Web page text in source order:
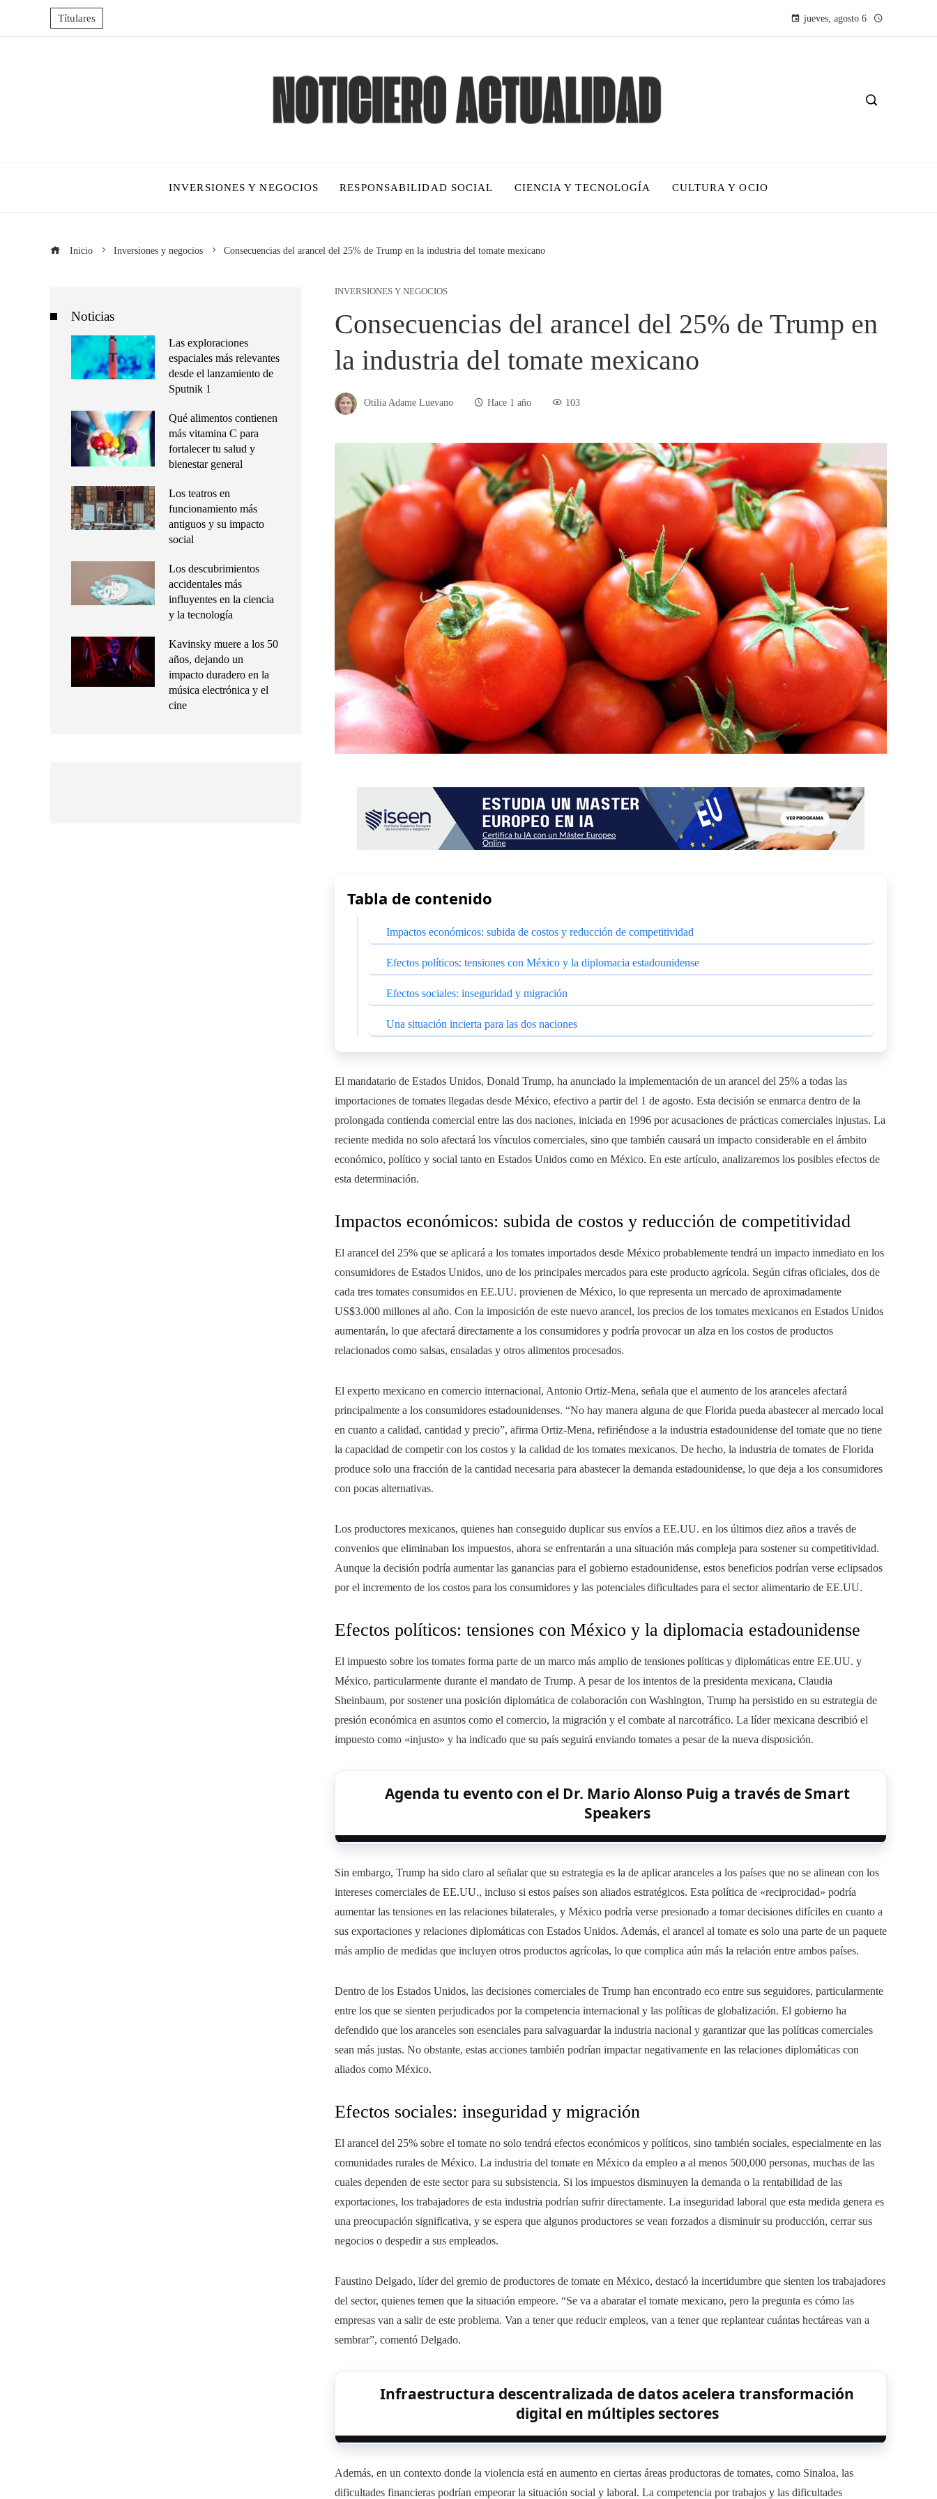
Títulares jueves, agosto 6
INVERSIONES Y NEGOCIOS RESPONSABILIDAD SOCIAL CIENCIA Y TECNOLOGÍA CULTURA Y OCIO
Inicio Inversiones y negocios Consecuencias del arancel del 25% de Trump en la industria del tomate mexicano
INVERSIONES Y NEGOCIOS
Consecuencias del arancel del 25% de Trump en
la industria del tomate mexicano
Otilia Adame Luevano Hace 1 año 103
Tabla de contenido
Impactos económicos: subida de costos y reducción de competitividad
Efectos políticos: tensiones con México y la diplomacia estadounidense
Efectos sociales: inseguridad y migración
Una situación incierta para las dos naciones
El mandatario de Estados Unidos, Donald Trump, ha anunciado la implementación de un arancel del 25% a todas las
importaciones de tomates llegadas desde México, efectivo a partir del 1 de agosto. Esta decisión se enmarca dentro de la
prolongada contienda comercial entre las dos naciones, iniciada en 1996 por acusaciones de prácticas comerciales injustas. La
reciente medida no solo afectará los vínculos comerciales, sino que también causará un impacto considerable en el ámbito
económico, político y social tanto en Estados Unidos como en México. En este artículo, analizaremos los posibles efectos de
esta determinación.
Impactos económicos: subida de costos y reducción de competitividad
El arancel del 25% que se aplicará a los tomates importados desde México probablemente tendrá un impacto inmediato en los
consumidores de Estados Unidos, uno de los principales mercados para este producto agrícola. Según cifras oficiales, dos de
cada tres tomates consumidos en EE.UU. provienen de México, lo que representa un mercado de aproximadamente
US$3.000 millones al año. Con la imposición de este nuevo arancel, los precios de los tomates mexicanos en Estados Unidos
aumentarán, lo que afectará directamente a los consumidores y podría provocar un alza en los costos de productos
relacionados como salsas, ensaladas y otros alimentos procesados.
El experto mexicano en comercio internacional, Antonio Ortiz-Mena, señala que el aumento de los aranceles afectará
principalmente a los consumidores estadounidenses. “No hay manera alguna de que Florida pueda abastecer al mercado local
en cuanto a calidad, cantidad y precio”, afirma Ortiz-Mena, refiriéndose a la industria estadounidense del tomate que no tiene
la capacidad de competir con los costos y la calidad de los tomates mexicanos. De hecho, la industria de tomates de Florida
produce solo una fracción de la cantidad necesaria para abastecer la demanda estadounidense, lo que deja a los consumidores
con pocas alternativas.
Los productores mexicanos, quienes han conseguido duplicar sus envíos a EE.UU. en los últimos diez años a través de
convenios que eliminaban los impuestos, ahora se enfrentarán a una situación más compleja para sostener su competitividad.
Aunque la decisión podría aumentar las ganancias para el gobierno estadounidense, estos beneficios podrían verse eclipsados
por el incremento de los costos para los consumidores y las potenciales dificultades para el sector alimentario de EE.UU.
Efectos políticos: tensiones con México y la diplomacia estadounidense
El impuesto sobre los tomates forma parte de un marco más amplio de tensiones políticas y diplomáticas entre EE.UU. y
México, particularmente durante el mandato de Trump. A pesar de los intentos de la presidenta mexicana, Claudia
Sheinbaum, por sostener una posición diplomática de colaboración con Washington, Trump ha persistido en su estrategia de
presión económica en asuntos como el comercio, la migración y el combate al narcotráfico. La líder mexicana describió el
impuesto como «injusto» y ha indicado que su país seguirá enviando tomates a pesar de la nueva disposición.
Agenda tu evento con el Dr. Mario Alonso Puig a través de Smart
Speakers
Sin embargo, Trump ha sido claro al señalar que su estrategia es la de aplicar aranceles a los países que no se alinean con los
intereses comerciales de EE.UU., incluso si estos países son aliados estratégicos. Esta política de «reciprocidad» podría
aumentar las tensiones en las relaciones bilaterales, y México podría verse presionado a tomar decisiones difíciles en cuanto a
sus exportaciones y relaciones diplomáticas con Estados Unidos. Además, el arancel al tomate es solo una parte de un paquete
más amplio de medidas que incluyen otros productos agrícolas, lo que complica aún más la relación entre ambos países.
Dentro de los Estados Unidos, las decisiones comerciales de Trump han encontrado eco entre sus seguidores, particularmente
entre los que se sienten perjudicados por la competencia internacional y las políticas de globalización. El gobierno ha
defendido que los aranceles son esenciales para salvaguardar la industria nacional y garantizar que las políticas comerciales
sean más justas. No obstante, estas acciones también podrían impactar negativamente en las relaciones diplomáticas con
aliados como México.
Efectos sociales: inseguridad y migración
El arancel del 25% sobre el tomate no solo tendrá efectos económicos y políticos, sino también sociales, especialmente en las
comunidades rurales de México. La industria del tomate en México da empleo a al menos 500,000 personas, muchas de las
cuales dependen de este sector para su subsistencia. Si los impuestos disminuyen la demanda o la rentabilidad de las
exportaciones, los trabajadores de esta industria podrían sufrir directamente. La inseguridad laboral que esta medida genera es
una preocupación significativa, y se espera que algunos productores se vean forzados a disminuir su producción, cerrar sus
negocios o despedir a sus empleados.
Faustino Delgado, líder del gremio de productores de tomate en México, destacó la incertidumbre que sienten los trabajadores
del sector, quienes temen que la situación empeore. “Se va a abaratar el tomate mexicano, pero la pregunta es cómo las
empresas van a salir de este problema. Van a tener que reducir empleos, van a tener que replantear cuántas hectáreas van a
sembrar”, comentó Delgado.
Infraestructura descentralizada de datos acelera transformación
digital en múltiples sectores
Además, en un contexto donde la violencia está en aumento en ciertas áreas productoras de tomates, como Sinaloa, las
dificultades financieras podrían empeorar la situación social y laboral. La competencia por trabajos y las dificultades
Noticias
Las exploraciones
espaciales más relevantes
desde el lanzamiento de
Sputnik 1
Qué alimentos contienen
más vitamina C para
fortalecer tu salud y
bienestar general
Los teatros en
funcionamiento más
antiguos y su impacto
social
Los descubrimientos
accidentales más
influyentes en la ciencia
y la tecnología
Kavinsky muere a los 50
años, dejando un
impacto duradero en la
música electrónica y el
cine